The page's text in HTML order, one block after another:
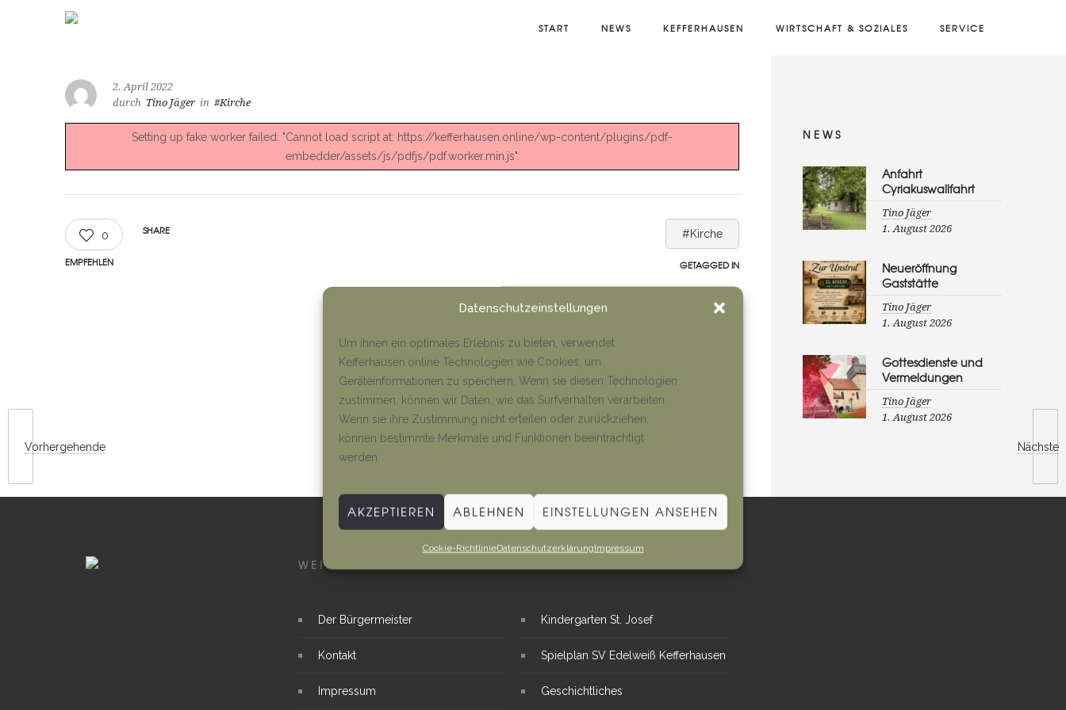
Datenschutzeinstellungen
Um ihnen ein optimales Erlebnis zu bieten, verwendet
Kefferhausen.online Technologien wie Cookies, um
Geräteinformationen zu speichern. Wenn sie diesen Technologien
zustimmen, können wir Daten, wie das Surfverhalten verarbeiten.
Wenn sie ihre Zustimmung nicht erteilen oder zurückziehen,
können bestimmte Merkmale und Funktionen beeinträchtigt
werden.
AKZEPTIEREN ABLEHNEN EINSTELLUNGEN ANSEHEN
Cookie-RichtlinieDatenschutzerklärungImpressum
START NEWS KEFFERHAUSEN WIRTSCHAFT & SOZIALES SERVICE
Vorhergehende Nächste
2. April 2022
durch Tino Jäger in #Kirche
Setting up fake worker failed: "Cannot load script at: https://kefferhausen.online/wp-content/plugins/pdf-
embedder/assets/js/pdfjs/pdf.worker.min.js".
0
EMPFEHLEN
SHARE #Kirche
GETAGGED IN
NEWS
Anfahrt
Cyriakuswallfahrt
Tino Jäger
1. August 2026
Neueröffnung
Gaststätte
Tino Jäger
1. August 2026
Gottesdienste und
Vermeldungen
Tino Jäger
1. August 2026
WEITERE LINKS
Der Bürgermeister
Kontakt
Impressum
Kindergarten St. Josef
Spielplan SV Edelweiß Kefferhausen
Geschichtliches